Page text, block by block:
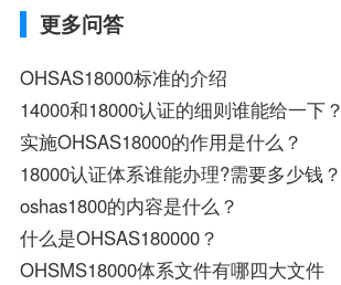
更多问答
OHSAS18000标准的介绍
14000和18000认证的细则谁能给一下？
实施OHSAS18000的作用是什么？
18000认证体系谁能办理?需要多少钱？
oshas1800的内容是什么？
什么是OHSAS180000？
OHSMS18000体系文件有哪四大文件